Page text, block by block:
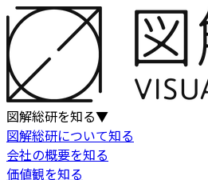
図解総研を知る▼
図解総研について知る
会社の概要を知る
価値観を知る